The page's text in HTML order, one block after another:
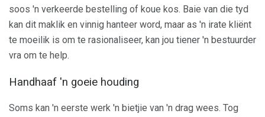
soos 'n verkeerde bestelling of koue kos. Baie van die tyd
kan dit maklik en vinnig hanteer word, maar as 'n irate kliënt
te moeilik is om te rasionaliseer, kan jou tiener 'n bestuurder
vra om te help.
Handhaaf 'n goeie houding
Soms kan 'n eerste werk 'n bietjie van 'n drag wees. Tog